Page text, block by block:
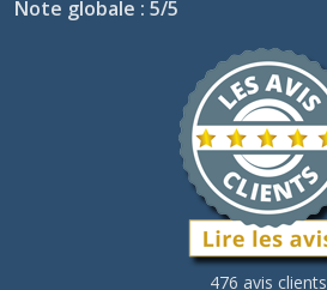
Note globale : 5/5
476 avis clients